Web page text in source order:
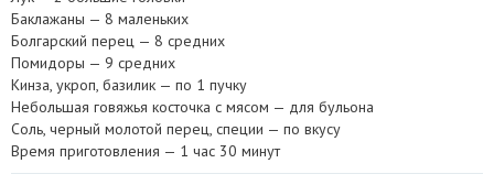
Баклажаны — 8 маленьких
Болгарский перец — 8 средних
Помидоры — 9 средних
Кинза, укроп, базилик — по 1 пучку
Небольшая говяжья косточка с мясом — для бульона
Соль, черный молотой перец, специи — по вкусу
Время приготовления — 1 час 30 минут